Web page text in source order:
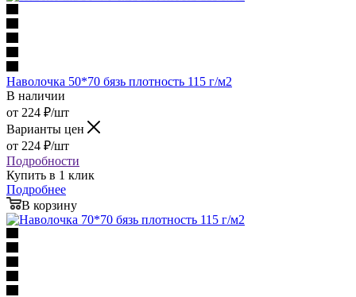
Наволочка 50*70 бязь плотность 115 г/м2
В наличии
от 224 ₽/шт
Варианты цен
от 224 ₽/шт
Подробности
Купить в 1 клик
Подробнее
В корзину